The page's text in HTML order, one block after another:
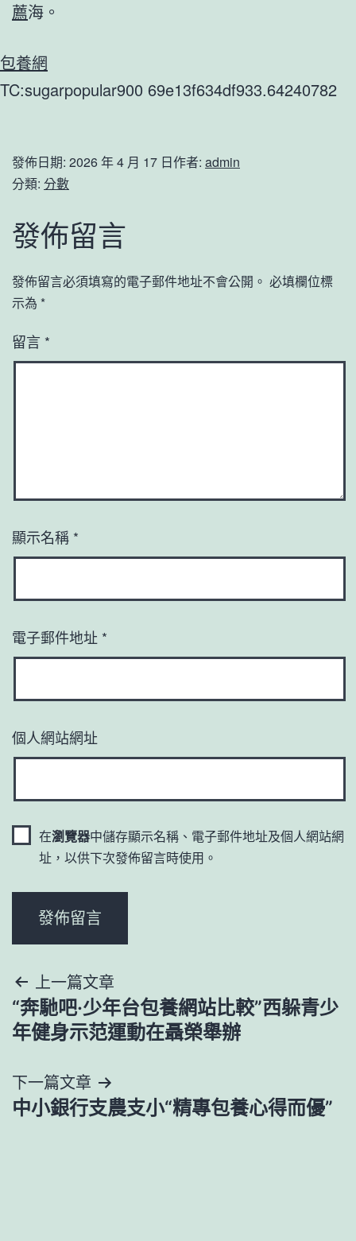
薦海。
包養網
TC:sugarpopular900 69e13f634df933.64240782
發佈日期: 2026 年 4 月 17 日作者: admin
分類: 分數
發佈留言
發佈留言必須填寫的電子郵件地址不會公開。 必填欄位標
示為 *
留言 *
顯示名稱 *
電子郵件地址 *
個人網站網址
在瀏覽器中儲存顯示名稱、電子郵件地址及個人網站網
址，以供下次發佈留言時使用。
文
章
覽
上一篇文章
“奔馳吧·少年台包養網站比較”西躲青少
年健身示范運動在聶榮舉辦
下一篇文章
中小銀行支農支小“精專包養心得而優”